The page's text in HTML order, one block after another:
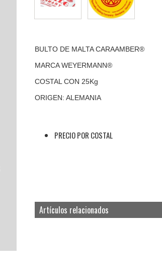
BULTO DE MALTA CARAAMBER®
MARCA WEYERMANN®
COSTAL CON 25Kg
ORIGEN: ALEMANIA
PRECIO POR COSTAL
Artículos relacionados